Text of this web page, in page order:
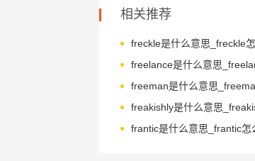
相关推荐
freckle是什么意思_freckle
frantic是什么意思_frantic